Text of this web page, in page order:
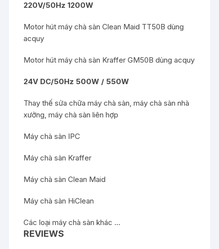
220V/50Hz 1200W
Motor hút máy chà sàn Clean Maid TT50B dùng
acquy
Motor hút máy chà sàn Kraffer GM50B dùng acquy
24V DC/50Hz 500W / 550W
Thay thế sửa chữa máy chà sàn, máy chà sàn nhà
xưởng, máy chà sàn liên hợp
Máy chà sàn IPC
Máy chà sàn Kraffer
Máy chà sàn Clean Maid
Máy chà sàn HiClean
Các loại máy chà sàn khác …
REVIEWS